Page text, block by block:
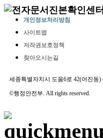
개인정보처리방침
사이트맵
저작권보호정책
찾아오시는길
세종특별자치시 도움6로 42(어진동)
©행정안전부. All rights reserved.